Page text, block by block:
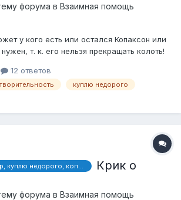
форума в Взаимная помощь
у кого есть или остался Копаксон или
т. к. его нельзя прекращать колоть!
людям. А теперь сама осталась
Больна рассеянным склерозом с 1999
12 ответов
куплю недорого
отдам возьму в дар, куплю недорого, копаксон, ребиф, бетаферон,
Крик о
форума в Взаимная помощь